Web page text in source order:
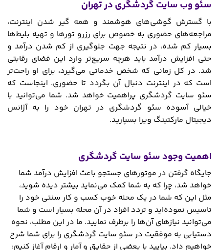
سئو وب سایت گردشگری در تهران
با گسترش گوشی‌های هوشمند و همه گیر شدن اینترنت،
مراجعه‌های حضوری به خصوص برای رزرو تورها و تهیه بلیط‌ها
بسیار کم شده، در نتیجه جهت جلوگیری از کم شدن درآمد و
حتی افزایش درآمد باید هرچه سریع‌تر وارد این فضای رقابتی
شد. در کل زمانی که شخص خدماتی می‌گیرد، برای او راحت‌تر
است که در اینترنت دنبال آن بگردد تا حضوری. اینجاست که
سئو سایت گردشگری پراهمیت خواهد شد. شما می‌توانید با
خیالی آسوده سئو گردشگری در تهران خود را به آژانس
دیجیتال مارکتینگ ویرا بسپارید.
اهمیت وجود سئو سایت گردشگری
جایگاه گرفتن در موتورهای جستجو باعث افزایش درآمد شما
خواهد شد، چرا که به شما کمک می‌نماید بیشتر دیده شوید،
مثل این که شما در یک محله خوب کسب و کار سنتی خود را
تاسیس نموده‌اید و تردد افراد در آن محله بسیار است و شما
می‌توانید نیازهای آن‌ها را برطرف نمایید. ما در این مطلب، نحوه
دستیابی به موفقیت در سئو سایت گردشگری را برای شما شرح
خواهیم داد. بیایید با بعضی از حقایق و آمار و ارقام آغاز کنیم: